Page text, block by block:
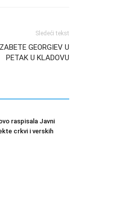
Sledeći tekst
GEORGIEV U
PETAK U KLADOVU
raspisala Javni
crkvi i verskih